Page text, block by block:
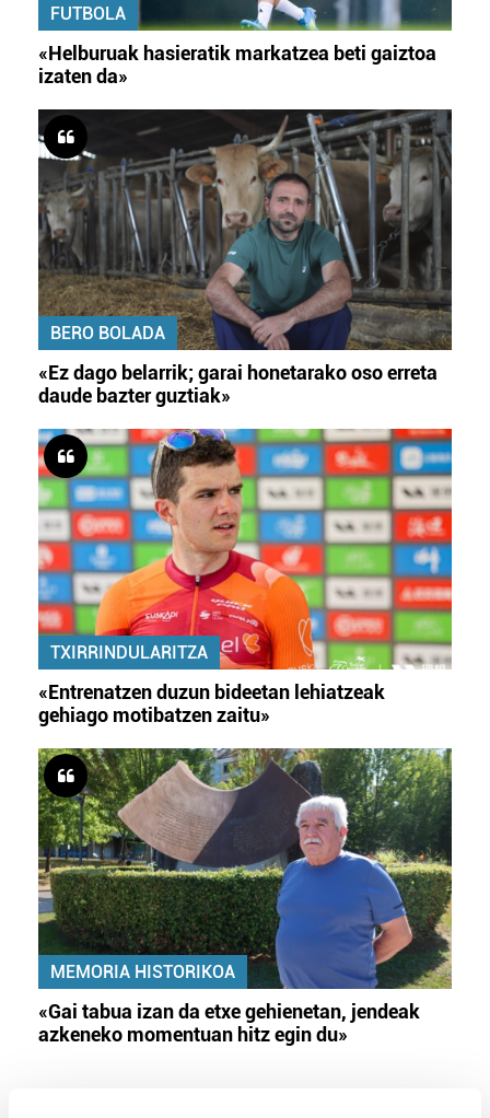
FUTBOLA
«Helburuak hasieratik markatzea beti gaiztoa
izaten da»
BERO BOLADA
«Ez dago belarrik; garai honetarako oso erreta
daude bazter guztiak»
TXIRRINDULARITZA
«Entrenatzen duzun bideetan lehiatzeak
gehiago motibatzen zaitu»
MEMORIA HISTORIKOA
«Gai tabua izan da etxe gehienetan, jendeak
azkeneko momentuan hitz egin du»